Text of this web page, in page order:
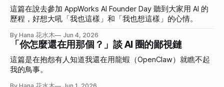
這篇在說去參加 AppWorks AI Founder Day 聽到大家用 AI 的
歷程，好想大吼「我也這樣」和「我也想這樣」的心情。
By Hana 花水木 Jun 4, 2026
「你怎麼還在用那個？」談 AI 圈的鄙視鏈
這篇是在抱怨有人知道我還在用龍蝦（OpenClaw）就瞧不起
我的鳥事。